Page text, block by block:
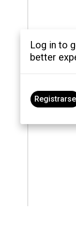
Log in to
better
Registrarse